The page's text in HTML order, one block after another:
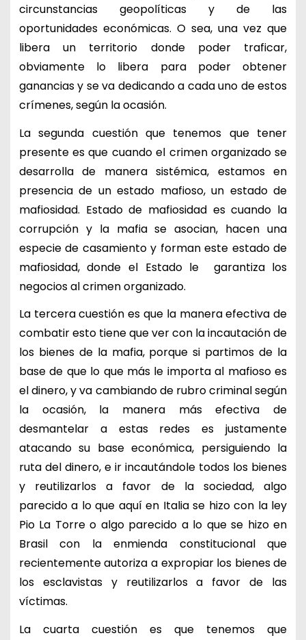
circunstancias geopolíticas y de las
oportunidades económicas. O sea, una vez que
libera un territorio donde poder traficar,
obviamente lo libera para poder obtener
ganancias y se va dedicando a cada uno de estos
crímenes, según la ocasión.
La segunda cuestión que tenemos que tener
presente es que cuando el crimen organizado se
desarrolla de manera sistémica, estamos en
presencia de un estado mafioso, un estado de
mafiosidad. Estado de mafiosidad es cuando la
corrupción y la mafia se asocian, hacen una
especie de casamiento y forman este estado de
mafiosidad, donde el Estado le garantiza los
negocios al crimen organizado.
La tercera cuestión es que la manera efectiva de
combatir esto tiene que ver con la incautación de
los bienes de la mafia, porque si partimos de la
base de que lo que más le importa al mafioso es
el dinero, y va cambiando de rubro criminal según
la ocasión, la manera más efectiva de
desmantelar a estas redes es justamente
atacando su base económica, persiguiendo la
ruta del dinero, e ir incautándole todos los bienes
y reutilizarlos a favor de la sociedad, algo
parecido a lo que aquí en Italia se hizo con la ley
Pio La Torre o algo parecido a lo que se hizo en
Brasil con la enmienda constitucional que
recientemente autoriza a expropiar los bienes de
los esclavistas y reutilizarlos a favor de las
víctimas.
La cuarta cuestión es que tenemos que